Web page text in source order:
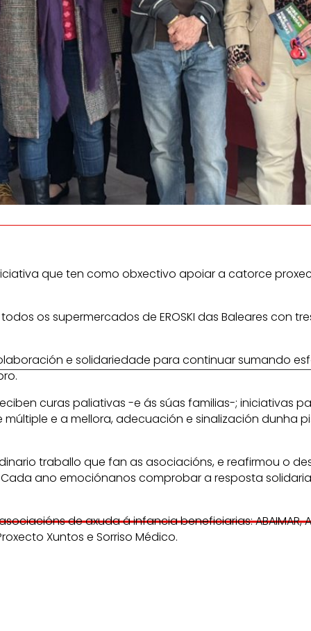
a
e o
das
Escoitamose
as persoas
que ten como obxectivo apoiar a catorce
os supermercados de EROSKI das Baleares con
e solidariedade para continuar sumando
curas paliativas -e ás súas familias-; iniciativas
e a mellora, adecuación e sinalización dunha
traballo que fan as asociacións, e reafirmou o
ano emociónanos comprobar a resposta
de axuda á infancia beneficiarias: ABAIMAR,
Xuntos e Sorriso Médico.